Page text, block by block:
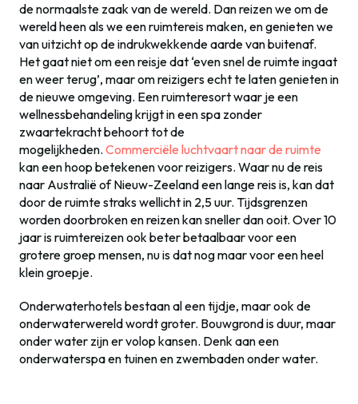
de normaalste zaak van de wereld. Dan reizen we om de
wereld heen als we een ruimtereis maken, en genieten we
van uitzicht op de indrukwekkende aarde van buitenaf.
Het gaat niet om een reisje dat ‘even snel de ruimte ingaat
en weer terug’, maar om reizigers echt te laten genieten in
de nieuwe omgeving. Een ruimteresort waar je een
wellnessbehandeling krijgt in een spa zonder
zwaartekracht behoort tot de
mogelijkheden. Commerciële luchtvaart naar de ruimte
kan een hoop betekenen voor reizigers. Waar nu de reis
naar Australië of Nieuw-Zeeland een lange reis is, kan dat
door de ruimte straks wellicht in 2,5 uur. Tijdsgrenzen
worden doorbroken en reizen kan sneller dan ooit. Over 10
jaar is ruimtereizen ook beter betaalbaar voor een
grotere groep mensen, nu is dat nog maar voor een heel
klein groepje.
Onderwaterhotels bestaan al een tijdje, maar ook de
onderwaterwereld wordt groter. Bouwgrond is duur, maar
onder water zijn er volop kansen. Denk aan een
onderwaterspa en tuinen en zwembaden onder water.